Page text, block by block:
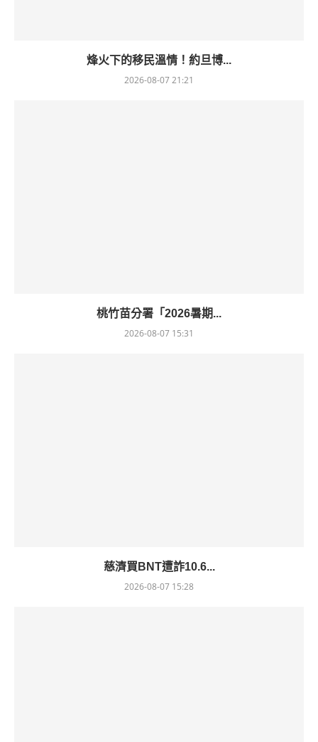
烽火下的移民溫情！約旦博...
2026-08-07 21:21
桃竹苗分署「2026暑期...
2026-08-07 15:31
慈濟買BNT遭詐10.6...
2026-08-07 15:28